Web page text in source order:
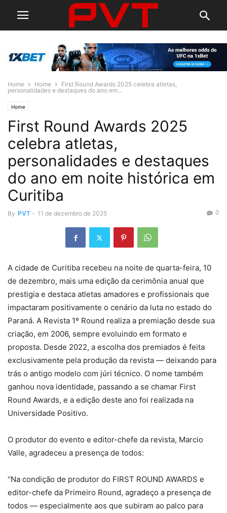
Home Home
First Round Awards 2025 celebra atletas,
personalidades e destaques do ano em...
Home
First Round Awards 2025
celebra atletas,
personalidades e destaques
do ano em noite histórica em
Curitiba
By PVT - 11 de dezembro de 2025 0
A cidade de Curitiba recebeu na noite de quarta-feira, 10
de dezembro, mais uma edição da cerimônia anual que
prestigia e destaca atletas amadores e profissionais que
impactaram positivamente o cenário da luta no estado do
Paraná. A Revista 1º Round realiza a premiação desde sua
criação, em 2006, sempre evoluindo em formato e
proposta. Desde 2022, a escolha dos premiados é feita
exclusivamente pela produção da revista — deixando para
trás o antigo modelo com júri técnico. O nome também
ganhou nova identidade, passando a se chamar First
Round Awards, e a edição deste ano foi realizada na
Universidade Positivo.
O produtor do evento e editor-chefe da revista, Marcio
Valle, agradeceu a presença de todos:
“Na condição de produtor do FIRST ROUND AWARDS e
editor-chefe da Primeiro Round, agradeço a presença de
todos — especialmente aos que subiram ao palco para